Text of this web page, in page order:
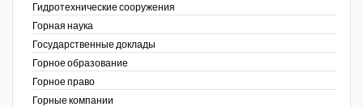
Гидротехнические сооружения
Горная наука
Государственные доклады
Горное образование
Горное право
Горные компании
Стандарт качества